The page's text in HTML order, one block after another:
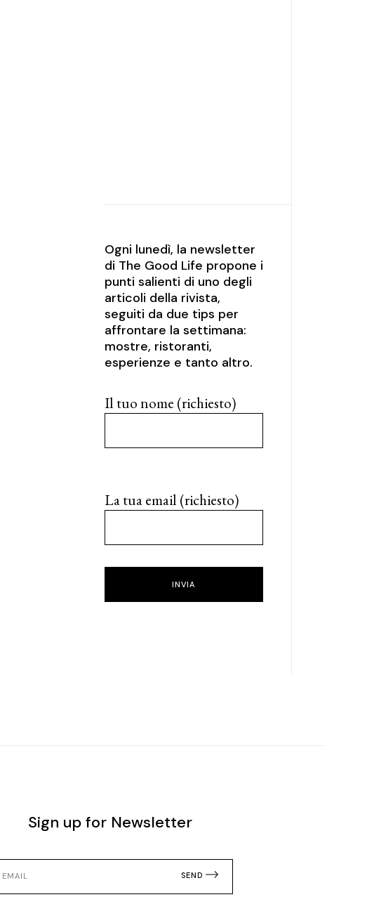
Ogni lunedì, la newsletter
di The Good Life propone i
punti salienti di uno degli
articoli della rivista,
seguiti da due tips per
affrontare la settimana:
mostre, ristoranti,
esperienze e tanto altro.
Il tuo nome (richiesto)
La tua email (richiesto)
INVIA
Sign up for Newsletter
SEND